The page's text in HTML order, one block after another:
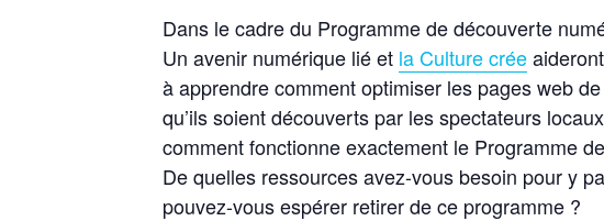
Dans le cadre du Programme de découverte
Un avenir numérique lié et la Culture crée
à apprendre comment optimiser les pages web
qu’ils soient découverts par les spectateurs
comment fonctionne exactement le Programme
De quelles ressources avez-vous besoin pour y
pouvez-vous espérer retirer de ce programme ?